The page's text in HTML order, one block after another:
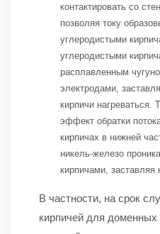
контактировать со
позволяя току
углеродистыми
углеродистыми
расплавленным
электродами,
кирпичи нагреваться.
эффект обратки
кирпичах в нижней
никель-железо
кирпичами, заставляя
В частности, на срок
кирпичей для доменных